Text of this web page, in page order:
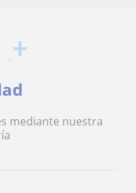
mediante nuestra